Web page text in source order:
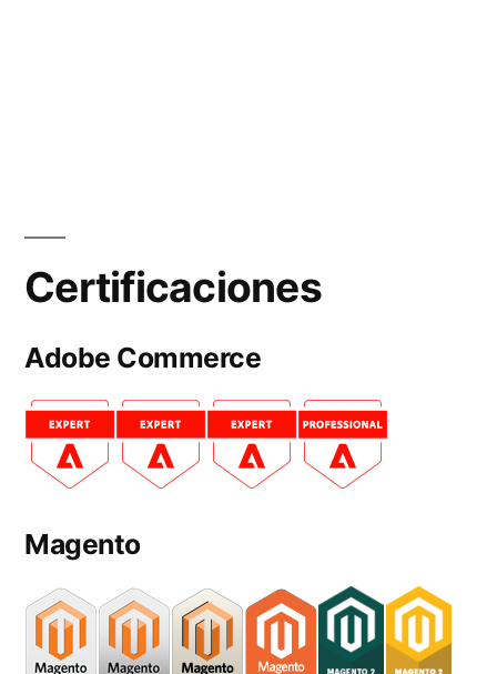
Certificaciones
Adobe Commerce
Magento